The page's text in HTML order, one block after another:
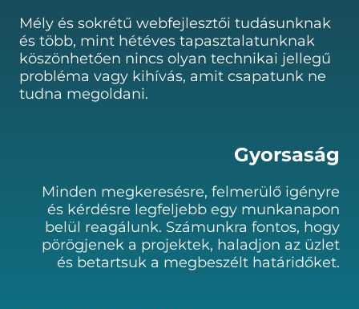
Mély és sokrétű webfejlesztői tudásunknak
és több, mint hétéves tapasztalatunknak
köszönhetően nincs olyan technikai jellegű
probléma vagy kihívás, amit csapatunk ne
tudna megoldani.
Gyorsaság
Minden megkeresésre, felmerülő igényre
és kérdésre legfeljebb egy munkanapon
belül reagálunk. Számunkra fontos, hogy
pörögjenek a projektek, haladjon az üzlet
és betartsuk a megbeszélt határidőket.